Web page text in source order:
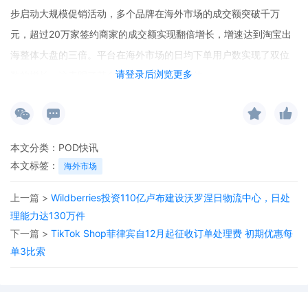
请登录后浏览更多
步启动大规模促销活动，多个品牌在海外市场的成交额突破千万
元，超过20万家签约商家的成交额实现翻倍增长，增速达到淘宝出
海整体大盘的三倍。平台在海外市场的日均下单用户数实现了双位
数的增长，这表明了其全球化战略的显著成效。
本文分类： POD快讯
本文标签：
海外市场
上一篇 > Wildberries投资110亿卢布建设沃罗涅日物流中心，日处
理能力达130万件
下一篇 > TikTok Shop菲律宾自12月起征收订单处理费 初期优惠每
单3比索